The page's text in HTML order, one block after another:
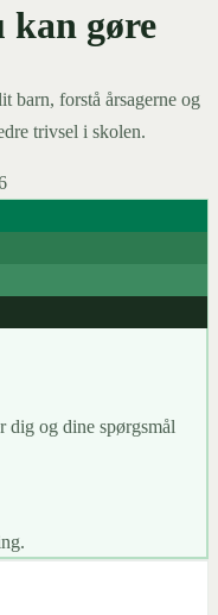
kan gøre
barn, forstå årsagerne og
trivsel i skolen.
dig og dine spørgsmål